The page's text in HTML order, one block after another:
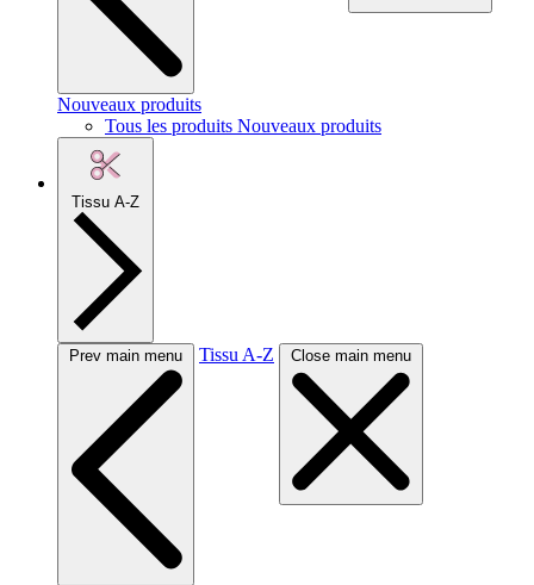
Nouveaux produits
Tous les produits Nouveaux produits
Tissu A-Z
Prev main menu Tissu A-Z Close main menu